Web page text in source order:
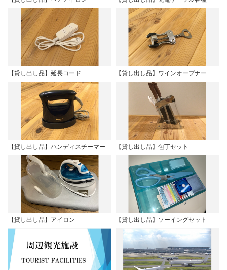
【貸し出し品】延長コード 【貸し出し品】ワインオープナー
【貸し出し品】ハンディスチーマー 【貸し出し品】包丁セット
【貸し出し品】アイロン 【貸し出し品】ソーイングセット